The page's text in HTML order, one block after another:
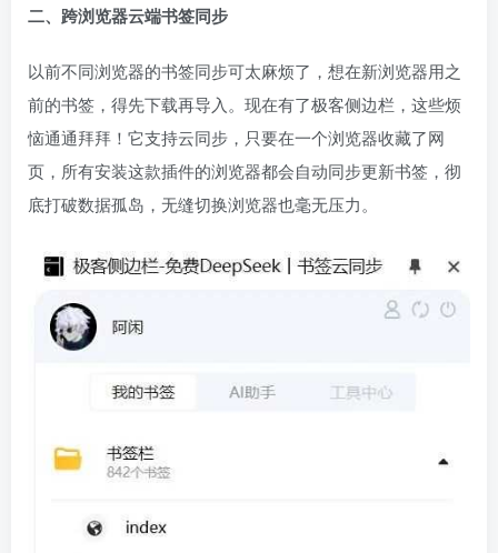
二、跨浏览器云端书签同步
以前不同浏览器的书签同步可太麻烦了，想在新浏览器用之
前的书签，得先下载再导入。现在有了极客侧边栏，这些烦
恼通通拜拜！它支持云同步，只要在一个浏览器收藏了网
页，所有安装这款插件的浏览器都会自动同步更新书签，彻
底打破数据孤岛，无缝切换浏览器也毫无压力。